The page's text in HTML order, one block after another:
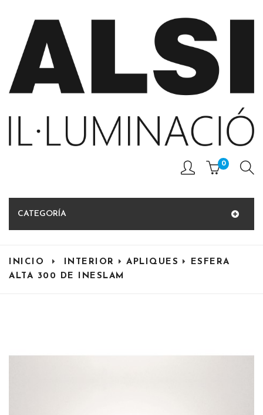
0
CATEGORÍA
INICIO INTERIOR APLIQUES
ESFERA
ALTA 300 DE INESLAM